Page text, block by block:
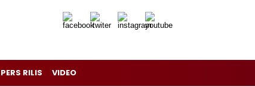
PERS RILIS VIDEO